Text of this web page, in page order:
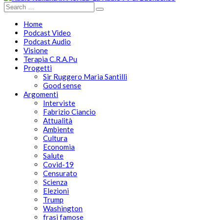
Home
Podcast Video
Podcast Audio
Visione
Terapia C.R.A.Pu
Progetti
Sir Ruggero Maria Santilli
Good sense
Argomenti
Interviste
Fabrizio Ciancio
Attualità
Ambiente
Cultura
Economia
Salute
Covid-19
Censurato
Scienza
Elezioni
Trump
Washington
frasi famose